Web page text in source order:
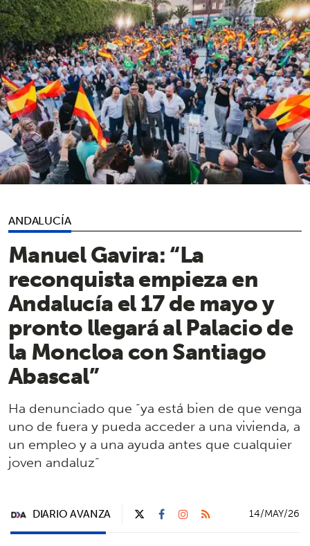
ANDALUCÍA
Manuel Gavira: “La
reconquista empieza en
Andalucía el 17 de mayo y
pronto llegará al Palacio de
la Moncloa con Santiago
Abascal”
Ha denunciado que “ya está bien de que venga
uno de fuera y pueda acceder a una vivienda, a
un empleo y a una ayuda antes que cualquier
joven andaluz”
DIARIO AVANZA 14/MAY/26